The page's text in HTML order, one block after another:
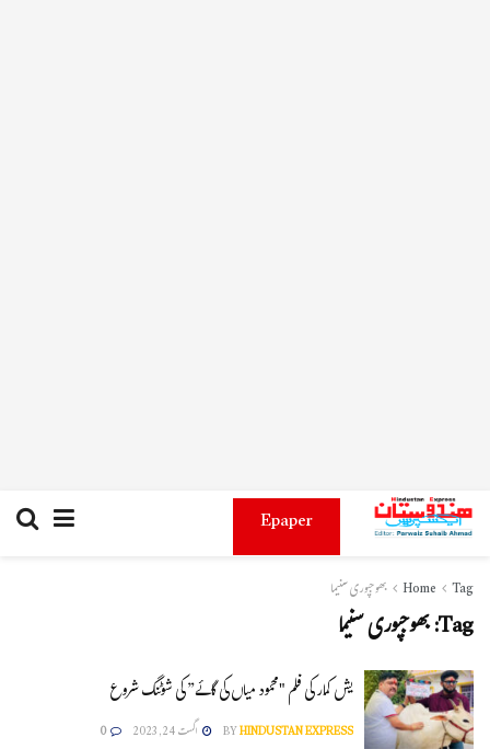
Epaper
Home Tag بھوجپوری سنیما
Tag:بھوجپوری سنیما
یش کمار کی فلم "محمود میاں کی گائے” کی شوٹنگ شروع
BYHINDUSTAN EXPRESS اگست 24, 2023 0